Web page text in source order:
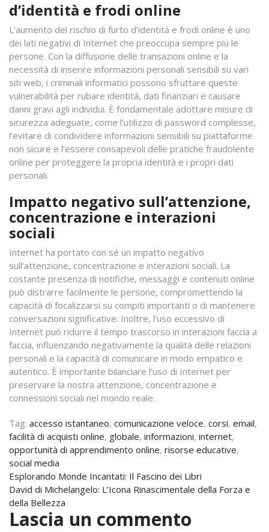
d’identità e frodi online
L’aumento del rischio di furto d’identità e frodi online è uno
dei lati negativi di Internet che preoccupa sempre più le
persone. Con la diffusione delle transazioni online e la
necessità di inserire informazioni personali sensibili su vari
siti web, i criminali informatici possono sfruttare queste
vulnerabilità per rubare identità, dati finanziari e causare
danni gravi agli individui. È fondamentale adottare misure di
sicurezza adeguate, come l’utilizzo di password complesse,
l’evitare di condividere informazioni sensibili su piattaforme
non sicure e l’essere consapevoli delle pratiche fraudolente
online per proteggere la propria identità e i propri dati
personali.
Impatto negativo sull’attenzione,
concentrazione e interazioni
sociali
Internet ha portato con sé un impatto negativo
sull’attenzione, concentrazione e interazioni sociali. La
costante presenza di notifiche, messaggi e contenuti online
può distrarre facilmente le persone, compromettendo la
capacità di focalizzarsi su compiti importanti o di mantenere
conversazioni significative. Inoltre, l’uso eccessivo di
Internet può ridurre il tempo trascorso in interazioni faccia a
faccia, influenzando negativamente la qualità delle relazioni
personali e la capacità di comunicare in modo empatico e
autentico. È importante bilanciare l’uso di Internet per
preservare la nostra attenzione, concentrazione e
connessioni sociali nel mondo reale.
Tag: accesso istantaneo, comunicazione veloce, corsi, email,
facilità di acquisti online, globale, informazioni, internet,
opportunità di apprendimento online, risorse educative,
social media
Navigazione
articoli
Esplorando Monde Incantati: Il Fascino dei Libri
David di Michelangelo: L’Icona Rinascimentale della Forza e
della Bellezza
Lascia un commento